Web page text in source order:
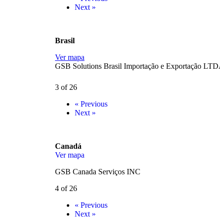
Next »
Brasil
Ver mapa
GSB Solutions Brasil Importação e Exportação
3 of 26
« Previous
Next »
Canadá
Ver mapa
GSB Canada Serviços INC
4 of 26
« Previous
Next »